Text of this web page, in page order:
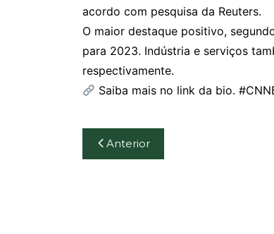
acordo com pesquisa da Reuters.
O maior destaque positivo,
para 2023. Indústria e serviços
respectivamente.
Saiba mais no link da bio.
Navegação
de
Anterior